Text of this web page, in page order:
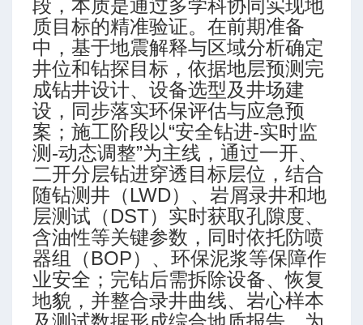
段，本质是通过多学科协同实现地
质目标的精准验证。在前期准备
中，基于地震解释与区域分析确定
井位和钻探目标，依据地层预测完
成钻井设计、设备选型及井场建
设，同步落实环保评估与应急预
案；施工阶段以“安全钻进-实时监
测-动态调整”为主线，通过一开、
二开分层钻进穿透目标层位，结合
随钻测井（LWD）、岩屑录井和地
层测试（DST）实时获取孔隙度、
含油性等关键参数，同时依托防喷
器组（BOP）、环保泥浆等保障作
业安全；完钻后需拆除设备、恢复
地貌，并整合录井曲线、岩心样本